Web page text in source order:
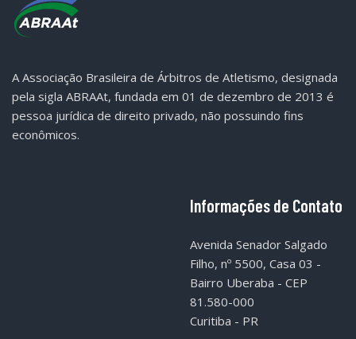
A Associação Brasileira de Árbitros de Atletismo, designada
pela sigla ABRAAt, fundada em 01 de dezembro de 2013 é
pessoa jurídica de direito privado, não possuindo fins
econômicos.
Informações de Contato
Avenida Senador Salgado
Filho, nº 5500, Casa 03 -
Bairro Uberaba - CEP
81.580-000
Curitiba - PR